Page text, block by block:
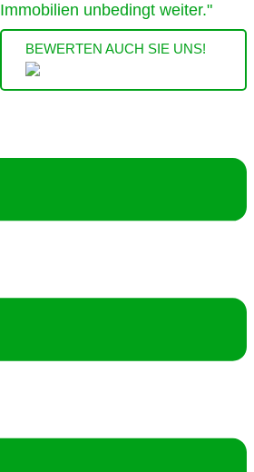
Immobilien unbedingt weiter."
BEWERTEN AUCH SIE UNS!